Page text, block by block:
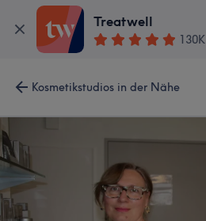
Treatwell
130K
Kosmetikstudios in der Nähe